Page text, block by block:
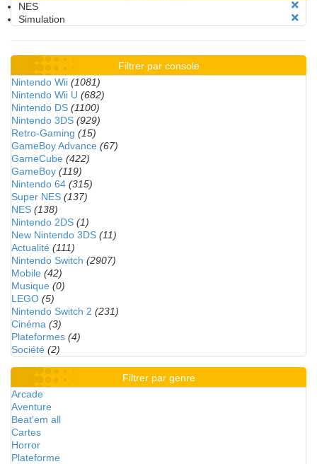
NES
Simulation
Filtrer par console
Nintendo Wii (1081)
Nintendo Wii U (682)
Nintendo DS (1100)
Nintendo 3DS (929)
Retro-Gaming (15)
GameBoy Advance (67)
GameCube (422)
GameBoy (119)
Nintendo 64 (315)
Super NES (137)
NES (138)
Nintendo 2DS (1)
New Nintendo 3DS (11)
Actualité (111)
Nintendo Switch (2907)
Mobile (42)
Musique (0)
LEGO (5)
Nintendo Switch 2 (231)
Cinéma (3)
Plateformes (4)
Société (2)
Filtrer par genre
Arcade
Aventure
Beat'em all
Cartes
Horror
Plateforme